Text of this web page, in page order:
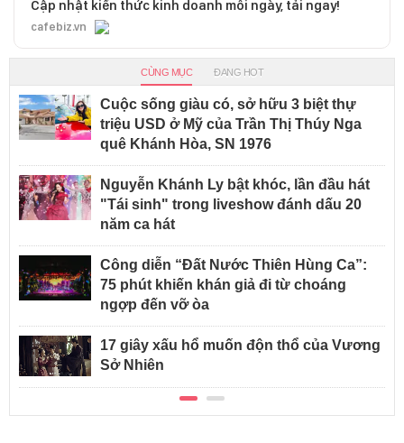
Cập nhật kiến thức kinh doanh mỗi ngày, tải ngay!
cafebiz.vn
CÙNG MỤC ĐANG HOT
Cuộc sống giàu có, sở hữu 3 biệt thự
triệu USD ở Mỹ của Trần Thị Thúy Nga
quê Khánh Hòa, SN 1976
Nguyễn Khánh Ly bật khóc, lần đầu hát
"Tái sinh" trong liveshow đánh dấu 20
năm ca hát
Công diễn “Đất Nước Thiên Hùng Ca”:
75 phút khiến khán giả đi từ choáng
ngợp đến vỡ òa
17 giây xấu hổ muốn độn thổ của Vương
Sở Nhiên